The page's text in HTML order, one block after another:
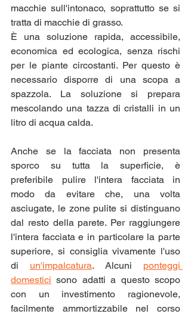
macchie sull'intonaco, soprattutto se si
tratta di macchie di grasso.
È una soluzione rapida, accessibile,
economica ed ecologica, senza rischi
per le piante circostanti. Per questo è
necessario disporre di una scopa a
spazzola. La soluzione si prepara
mescolando una tazza di cristalli in un
litro di acqua calda.
Anche se la facciata non presenta
sporco su tutta la superficie, è
preferibile pulire l'intera facciata in
modo da evitare che, una volta
asciugate, le zone pulite si distinguano
dal resto della parete. Per raggiungere
l'intera facciata e in particolare la parte
superiore, si consiglia vivamente l'uso
di un'impalcatura. Alcuni ponteggi
domestici sono adatti a questo scopo
con un investimento ragionevole,
facilmente ammortizzabile nel corso